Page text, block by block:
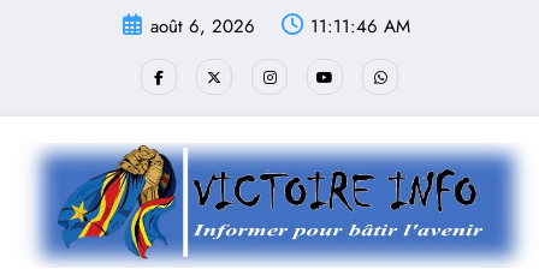
août 6, 2026 11:11:46 AM